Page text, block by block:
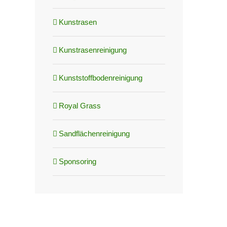
Kunstrasen
Kunstrasenreinigung
Kunststoffbodenreinigung
Royal Grass
Sandflächenreinigung
Sponsoring